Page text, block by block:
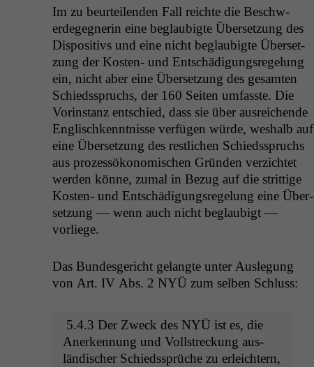
Im zu beurteilen­den Fall reichte die Beschw­
erdegeg­ner­in eine beglaubigte Über­set­zung des
Dis­pos­i­tivs und eine nicht beglaubigte Über­set­
zung der Kosten- und Entschädi­gungsregelung
ein, nicht aber eine Über­set­zung des gesamten
Schiedsspruchs, der 160 Seit­en umfasste. Die
Vorin­stanz entsch­ied, dass sie über aus­re­ichende
Englis­chken­nt­nisse ver­fü­gen würde, weshalb auf
eine Über­set­zung des restlichen Schiedsspruchs
aus prozessökonomis­chen Grün­den verzichtet
wer­den könne, zumal in Bezug auf die strit­tige
Kosten- und Entschädi­gungsregelung eine Über­
set­zung — wenn auch nicht beglaubigt —
vorliege.
Das Bun­des­gericht gelangte unter Ausle­gung
von Art. IVAbs. 2 NYÜ zum sel­ben Schluss:
5.4.3 Der Zweck des NYÜ ist es, die
Anerken­nung und Voll­streck­ung aus­
ländis­ch­er Schiedssprüche zu erle­ichtern,